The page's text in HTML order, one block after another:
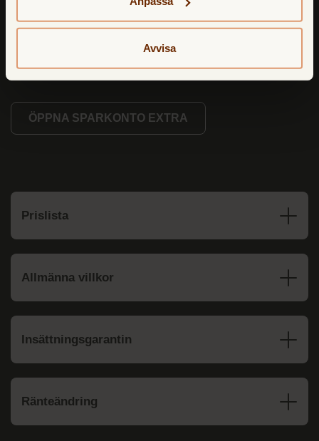
Avvisa
TF Bank - kloka val sedan 1987
ÖPPNA SPARKONTO EXTRA
Prislista
Allmänna villkor
Insättningsgarantin
Ränteändring